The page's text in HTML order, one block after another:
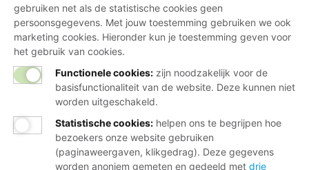
gebruiken net als de statistische cookies geen
persoonsgegevens. Met jouw toestemming gebruiken we ook
marketing cookies. Hieronder kun je toestemming geven voor
het gebruik van cookies.
Functionele cookies: zijn noodzakelijk voor de
basisfunctionaliteit van de website. Deze kunnen niet
worden uitgeschakeld.
Statistische cookies: helpen ons te begrijpen hoe
bezoekers onze website gebruiken
(paginaweergaven, klikgedrag). Deze gegevens
worden anoniem gemeten en gedeeld met drie